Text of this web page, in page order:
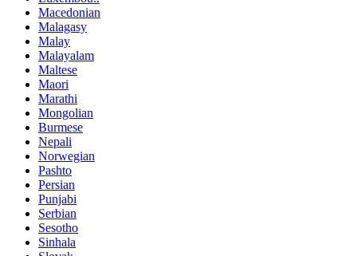
Macedonian
Malagasy
Malay
Malayalam
Maltese
Maori
Marathi
Mongolian
Burmese
Nepali
Norwegian
Pashto
Persian
Punjabi
Serbian
Sesotho
Sinhala